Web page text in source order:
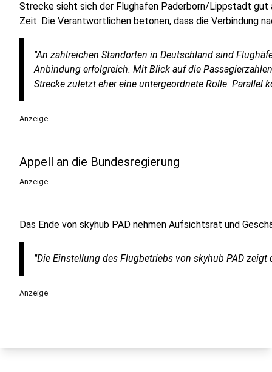
Strecke sieht sich der Flughafen Paderborn/Lippstadt
Zeit. Die Verantwortlichen betonen, dass die Verbindung
"An zahlreichen Standorten in Deutschland sind
Anbindung erfolgreich. Mit Blick auf die
Strecke zuletzt eher eine untergeordnete Rolle.
Anzeige
Appell an die Bundesregierung
Anzeige
Das Ende von skyhub PAD nehmen Aufsichtsrat und
"Die Einstellung des Flugbetriebs von skyhub PAD
Anzeige